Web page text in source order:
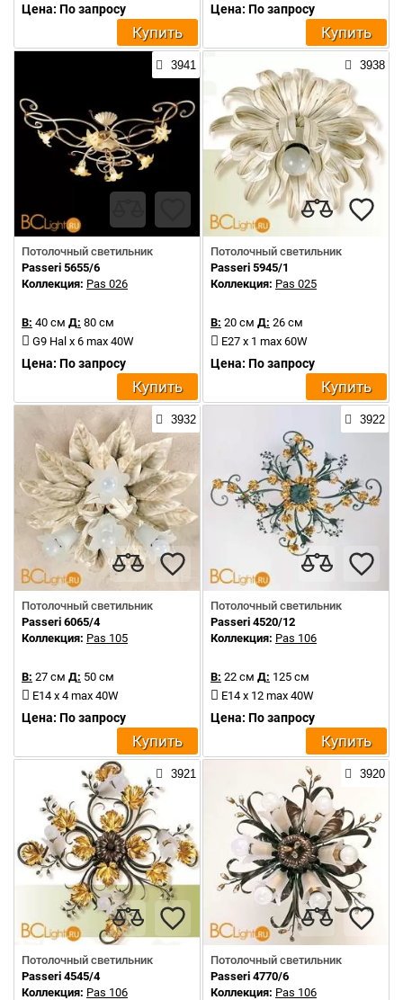
Цена: По запросу
Купить
Цена: По запросу
Купить
3941
Потолочный светильник
Passeri 5655/6
Коллекция: Pas 026
В: 40 см Д: 80 см
G9 Hal x 6 max 40W
Цена: По запросу
Купить
3938
Потолочный светильник
Passeri 5945/1
Коллекция: Pas 025
В: 20 см Д: 26 см
E27 x 1 max 60W
Цена: По запросу
Купить
3932
Потолочный светильник
Passeri 6065/4
Коллекция: Pas 105
В: 27 см Д: 50 см
E14 x 4 max 40W
Цена: По запросу
Купить
3922
Потолочный светильник
Passeri 4520/12
Коллекция: Pas 106
В: 22 см Д: 125 см
E14 x 12 max 40W
Цена: По запросу
Купить
3921
Потолочный светильник
Passeri 4545/4
Коллекция: Pas 106
3920
Потолочный светильник
Passeri 4770/6
Коллекция: Pas 106